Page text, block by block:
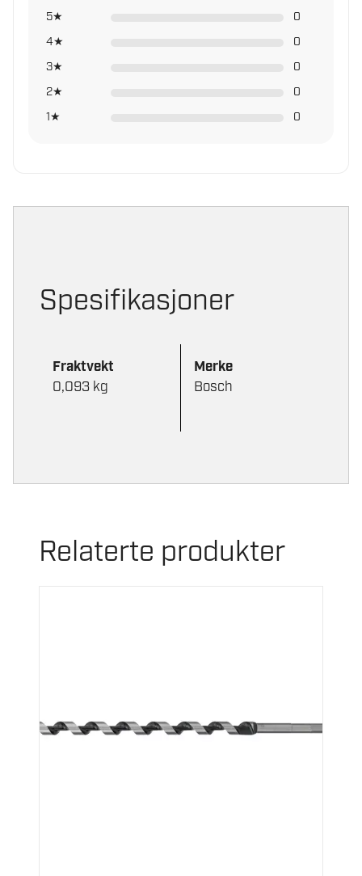
5★
0
4★
0
3★
0
2★
0
1★
0
Spesifikasjoner
Fraktvekt
0,093 kg
Merke
Bosch
Relaterte produkter